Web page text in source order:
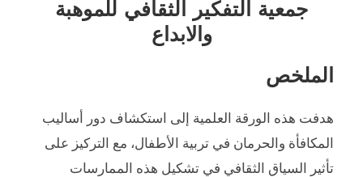
جمعية التفكير الثقافي للموهبة
والابداع
الملخص
هدفت هذه الورقة العلمية إلى استكشاف دور أساليب
المكافأة والحرمان في تربية الأطفال، مع التركيز على
تأثير السياق الثقافي في تشكيل هذه الممارسات